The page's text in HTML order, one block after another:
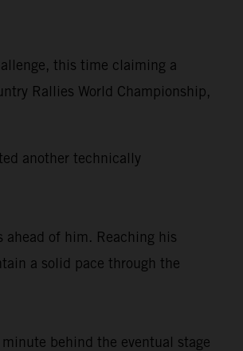
this time claiming a
Rallies World Championship,
another technically
ahead of him. Reaching his
a solid pace through the
behind the eventual stage